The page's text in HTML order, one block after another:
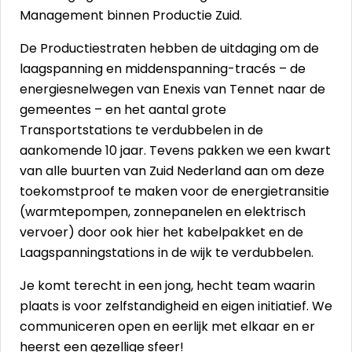
Management binnen Productie Zuid.
De Productiestraten hebben de uitdaging om de
laagspanning en middenspanning-tracés – de
energiesnelwegen van Enexis van Tennet naar de
gemeentes – en het aantal grote
Transportstations te verdubbelen in de
aankomende 10 jaar. Tevens pakken we een kwart
van alle buurten van Zuid Nederland aan om deze
toekomstproof te maken voor de energietransitie
(warmtepompen, zonnepanelen en elektrisch
vervoer) door ook hier het kabelpakket en de
Laagspanningstations in de wijk te verdubbelen.
Je komt terecht in een jong, hecht team waarin
plaats is voor zelfstandigheid en eigen initiatief. We
communiceren open en eerlijk met elkaar en er
heerst een gezellige sfeer!